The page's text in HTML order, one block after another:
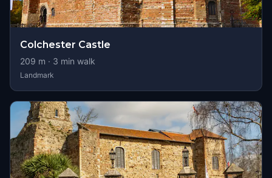
Colchester Castle
209 m · 3 min walk
Landmark